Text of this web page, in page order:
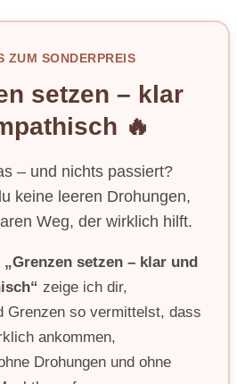
ZUM SONDERPREIS
setzen – klar
🔥
– und nichts passiert?
keine leeren Drohungen,
Weg, der wirklich hilft.
„Grenzen setzen – klar und
zeige ich dir,
Grenzen so vermittelst, dass
ankommen,
Drohungen und ohne